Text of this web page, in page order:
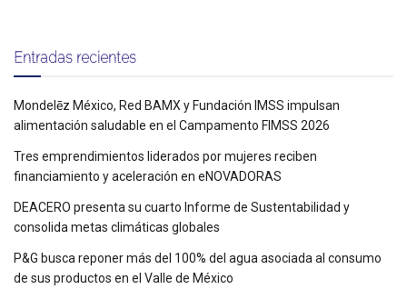
Entradas recientes
Mondelēz México, Red BAMX y Fundación IMSS impulsan
alimentación saludable en el Campamento FIMSS 2026
Tres emprendimientos liderados por mujeres reciben
financiamiento y aceleración en eNOVADORAS
DEACERO presenta su cuarto Informe de Sustentabilidad y
consolida metas climáticas globales
P&G busca reponer más del 100% del agua asociada al consumo
de sus productos en el Valle de México